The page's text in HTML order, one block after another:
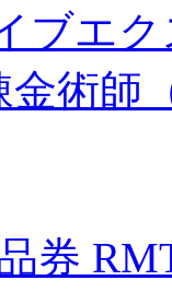
ブエ
金術師
券